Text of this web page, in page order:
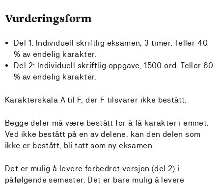
Vurderingsform
Del 1: Individuell skriftlig eksamen, 3 timer. Teller 40
% av endelig karakter.
Del 2: Individuell skriftlig oppgave, 1500 ord. Teller 60
% av endelig karakter.
Karakterskala A til F, der F tilsvarer ikke bestått.
Begge deler må være bestått for å få karakter i emnet.
Ved ikke bestått på en av delene, kan den delen som
ikke er bestått, bli tatt som ny eksamen.
Det er mulig å levere forbedret versjon (del 2) i
påfølgende semester. Det er bare mulig å levere